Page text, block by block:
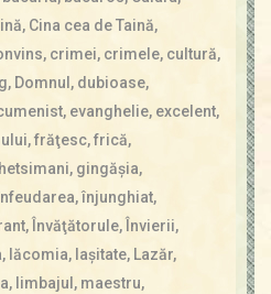
Icoane
Mărgăritare
Calendar
Contact
, Cina cea de Taină,
, crimei, crimele, cultură,
, Domnul, dubioase,
, evanghelie, excelent,
,frăţesc,frică,
, gingăşia,
,înjunghiat,
,Învăţătorule,Învierii,
, lăcomia, laşitate, Lazăr,
, limbajul, maestru,